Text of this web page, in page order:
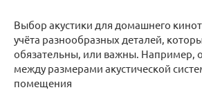
Выбор акустики для домашнего
учёта разнообразных деталей,
обязательны, или важны. Например,
между размерами акустической
помещения